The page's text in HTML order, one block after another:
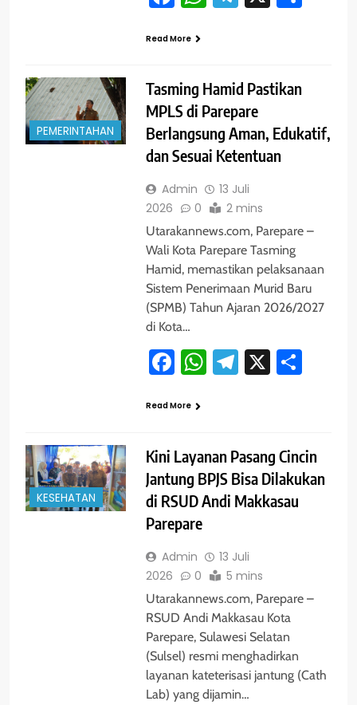
Read More
PEMERINTAHAN
Tasming Hamid Pastikan
MPLS di Parepare
Berlangsung Aman, Edukatif,
dan Sesuai Ketentuan
Admin
13 Juli
2026
0 2 mins
Utarakannews.com, Parepare –
Wali Kota Parepare Tasming
Hamid, memastikan pelaksanaan
Sistem Penerimaan Murid Baru
(SPMB) Tahun Ajaran 2026/2027
di Kota…
Facebook
WhatsApp
Telegram
X
Read More
KESEHATAN
Kini Layanan Pasang Cincin
Jantung BPJS Bisa Dilakukan
di RSUD Andi Makkasau
Parepare
Admin
13 Juli
2026
0 5 mins
Utarakannews.com, Parepare –
RSUD Andi Makkasau Kota
Parepare, Sulawesi Selatan
(Sulsel) resmi menghadirkan
layanan kateterisasi jantung (Cath
Lab) yang dijamin…